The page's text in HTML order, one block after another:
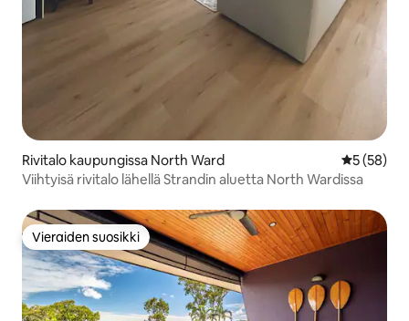
Rivitalo kaupungissa North Ward
5 (58)
Viihtyisä rivitalo lähellä Strandin aluetta North Wardissa
Vieraiden suosikki
Vieraiden suosikki